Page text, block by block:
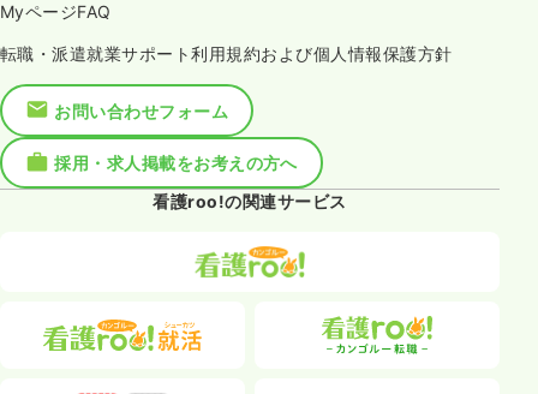
MyページFAQ
転職・派遣就業サポート利用規約および個人情報保護方針
お問い合わせフォーム
採用・求人掲載をお考えの方へ
看護roo!の関連サービス